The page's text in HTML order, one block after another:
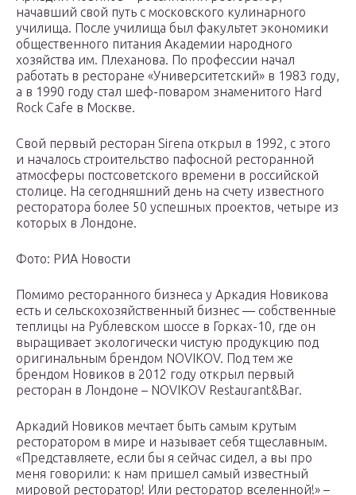
начавший свой путь с московского кулинарного
училища. После училища был факультет экономики
общественного питания Академии народного
хозяйства им. Плеханова. По профессии начал
работать в ресторане «Университетский» в 1983 году,
а в 1990 году стал шеф-поваром знаменитого Hard
Rock Cafe в Москве.
Свой первый ресторан Sirena открыл в 1992, с этого
и началось строительство пафосной ресторанной
атмосферы постсоветского времени в российской
столице. На сегодняшний день на счету известного
ресторатора более 50 успешных проектов, четыре из
которых в Лондоне.
Фото: РИА Новости
Помимо ресторанного бизнеса у Аркадия Новикова
есть и сельскохозяйственный бизнес — собственные
теплицы на Рублевском шоссе в Горках-10, где он
выращивает экологически чистую продукцию под
оригинальным брендом NOVIKOV. Под тем же
брендом Новиков в 2012 году открыл первый
ресторан в Лондоне – NOVIKOV Restaurant&Bar.
Аркадий Новиков мечтает быть самым крутым
ресторатором в мире и называет себя тщеславным.
«Представляете, если бы я сейчас сидел, а вы про
меня говорили: к нам пришел самый известный
мировой ресторатор! Или ресторатор вселенной!» –